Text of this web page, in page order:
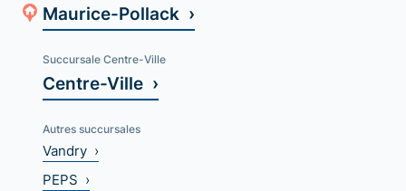
Maurice-Pollack ›
Succursale Centre-Ville
Centre-Ville ›
Autres succursales
Vandry ›
PEPS ›